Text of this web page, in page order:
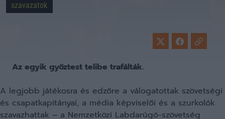
szavazatok
Az egyik győztest telibe trafálták.
A legjobb játékosra és edzőre a válogatottak szövetségi
és csapatkapitányai, a média képviselői és a szurkolók
szavazhattak – a Nemzetközi Labdarúgó-szövetség